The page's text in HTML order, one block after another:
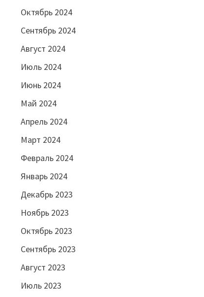
Октябрь 2024
Сентябрь 2024
Август 2024
Июль 2024
Июнь 2024
Май 2024
Апрель 2024
Март 2024
Февраль 2024
Январь 2024
Декабрь 2023
Ноябрь 2023
Октябрь 2023
Сентябрь 2023
Август 2023
Июль 2023